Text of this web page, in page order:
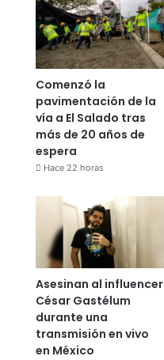
Comenzó la
pavimentación de la
vía a El Salado tras
más de 20 años de
espera
Hace 22 horas
Asesinan al influencer
César Gastélum
durante una
transmisión en vivo
en México